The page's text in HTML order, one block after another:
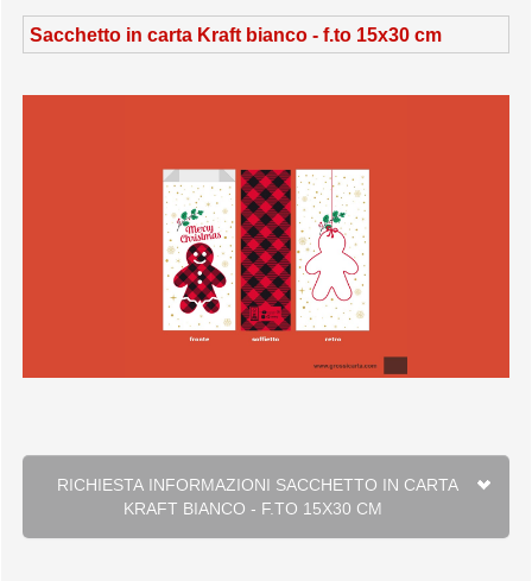
Sacchetto in carta Kraft bianco - f.to 15x30 cm
RICHIESTA INFORMAZIONI SACCHETTO IN CARTA
KRAFT BIANCO - F.TO 15X30 CM